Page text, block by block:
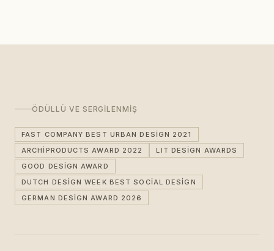
ÖDÜLLÜ VE SERGILENMIŞ
FAST COMPANY BEST URBAN DESIGN 2021
ARCHIPRODUCTS AWARD 2022
LIT DESIGN AWARDS
GOOD DESIGN AWARD
DUTCH DESIGN WEEK BEST SOCIAL DESIGN
GERMAN DESIGN AWARD 2026